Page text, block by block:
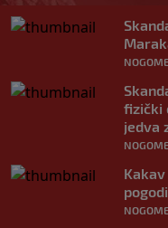
fizički
jedva